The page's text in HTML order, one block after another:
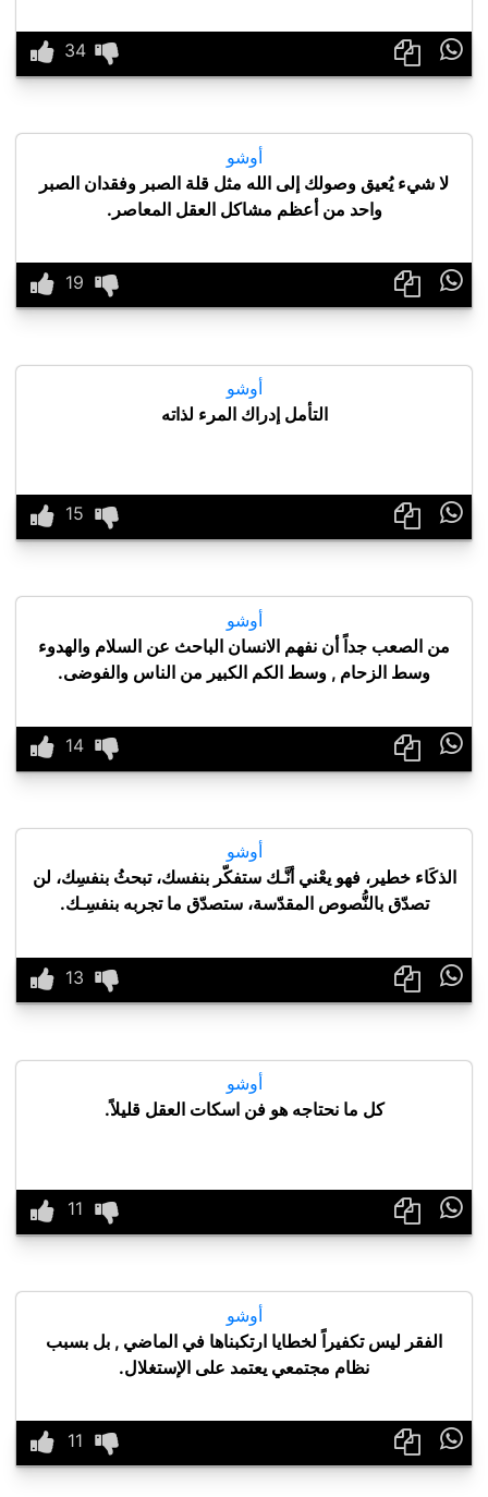

أوشو
لا شيء يُعيق وصولك إلى الله مثل قلة الصبر وفقدان الصبر
واحد من أعظم مشاكل العقل المعاصر.

أوشو
التأمل إدراك المرء لذاته

أوشو
من الصعب جداً أن نفهم الانسان الباحث عن السلام والهدوء
وسط الزحام , وسط الكم الكبير من الناس والفوضى.

أوشو
الذكَاء خطير، فهو يعْني أنَّـك ستفكّر بنفسك، تبحثُ بنفسِك، لن
تصدّق بالنُّصوص المقدّسة، ستصدّق ما تجربه بنفسِـك.

أوشو
كل ما نحتاجه هو فن اسكات العقل قليلاً.

أوشو
الفقر ليس تكفيراً لخطايا ارتكبناها في الماضي , بل بسبب
نظام مجتمعي يعتمد على الإستغلال.
